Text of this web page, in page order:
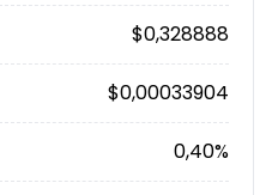
$0,328888
$0,00033904
0,40%